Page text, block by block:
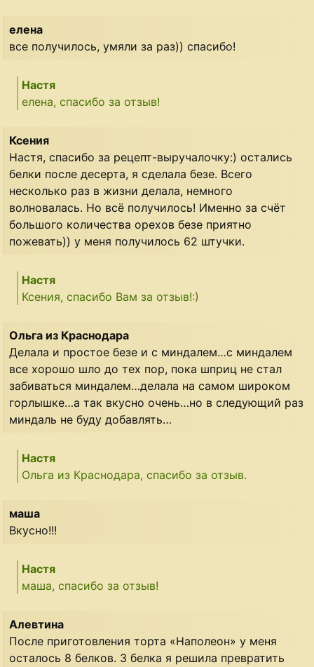
елена
все получилось, умяли за раз)) спасибо!
Настя
елена, спасибо за отзыв!
Ксения
Настя, спасибо за рецепт-выручалочку:) остались
белки после десерта, я сделала безе. Всего
несколько раз в жизни делала, немного
волновалась. Но всё получилось! Именно за счёт
большого количества орехов безе приятно
пожевать)) у меня получилось 62 штучки.
Настя
Ксения, спасибо Вам за отзыв!:)
Ольга из Краснодара
Делала и простое безе и с миндалем…с миндалем
все хорошо шло до тех пор, пока шприц не стал
забиваться миндалем…делала на самом широком
горлышке…а так вкусно очень…но в следующий раз
миндаль не буду добавлять…
Настя
Ольга из Краснодара, спасибо за отзыв.
маша
Вкусно!!!
Настя
маша, спасибо за отзыв!
Алевтина
После приготовления торта «Наполеон» у меня
осталось 8 белков. 3 белка я решила превратить